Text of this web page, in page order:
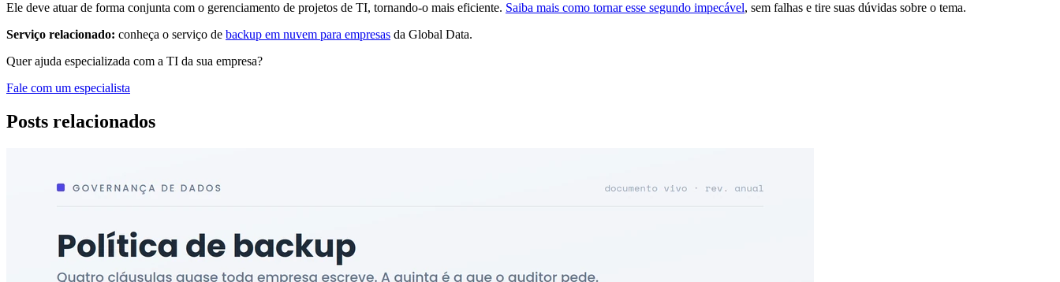
Ele deve atuar de forma conjunta com o gerenciamento de projetos de TI, tornando-o mais eficiente. Saiba mais como tornar esse segundo impecável, sem falhas e tire suas dúvidas sobre o tema.
Serviço relacionado: conheça o serviço de backup em nuvem para empresas da Global Data.
Quer ajuda especializada com a TI da sua empresa?
Fale com um especialista
Posts relacionados